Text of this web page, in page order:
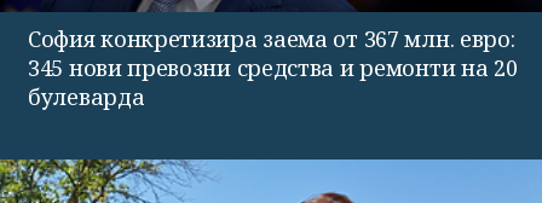
София конкретизира заема от 367 млн. евро:
345 нови превозни средства и ремонти на 20
булеварда